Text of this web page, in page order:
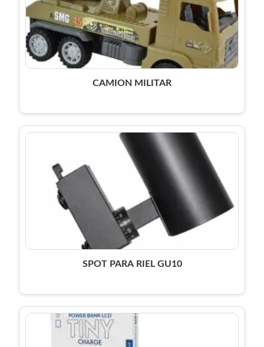
CAMION MILITAR
SPOT PARA RIEL GU10